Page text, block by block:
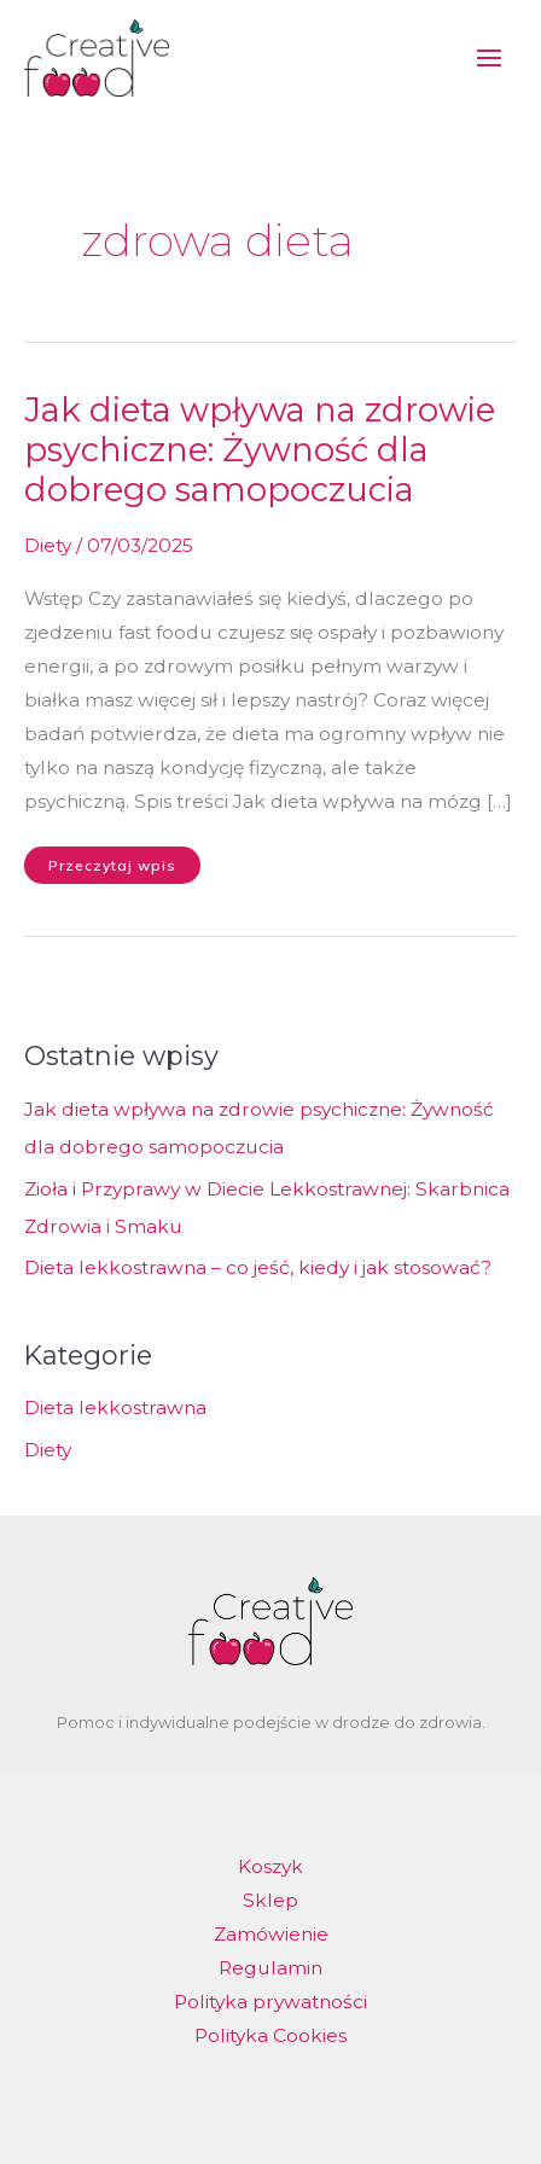
treści
zdrowa dieta
Jak dieta wpływa na zdrowie
psychiczne: Żywność dla
dobrego samopoczucia
Diety/07/03/2025
Wstęp Czy zastanawiałeś się kiedyś, dlaczego po
zjedzeniu fast foodu czujesz się ospały i pozbawiony
energii, a po zdrowym posiłku pełnym warzyw i
białka masz więcej sił i lepszy nastrój? Coraz więcej
badań potwierdza, że dieta ma ogromny wpływ nie
tylko na naszą kondycję fizyczną, ale także
psychiczną. Spis treści Jak dieta wpływa na mózg […]
Jak
dieta
wpływa
zdrowie
psychiczne:
Żywność
dla
dobrego
Przeczytaj wpis
Ostatnie wpisy
Jak dieta wpływa na zdrowie psychiczne: Żywność
dla dobrego samopoczucia
Zioła i Przyprawy w Diecie Lekkostrawnej: Skarbnica
Zdrowia i Smaku
Dieta lekkostrawna – co jeść, kiedy i jak stosować?
Kategorie
Dieta lekkostrawna
Diety
Pomoc i indywidualne podejście w drodze do zdrowia.
Koszyk
Sklep
Zamówienie
Regulamin
Polityka prywatności
Polityka Cookies